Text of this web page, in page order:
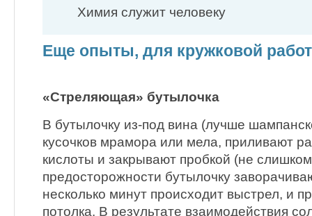
Химия служит человеку
Еще опыты, для кружковой
«Стреляющая» бутылочка
В бутылочку из-под вина (лучше
кусочков мрамора или мела, приливают
кислоты и закрывают пробкой (не
предосторожности бутылочку
несколько минут происходит выстрел, и
потолка. В результате взаимодействия